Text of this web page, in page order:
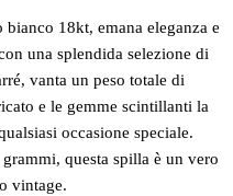
18kt, emana eleganza e
una splendida selezione di
vanta un peso totale di
e le gemme scintillanti la
occasione speciale.
questa spilla è un vero
vintage.